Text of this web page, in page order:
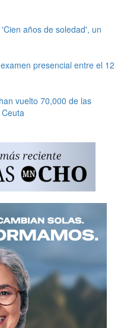
años de soledad', un
presencial entre el 12
vuelto 70,000 de las